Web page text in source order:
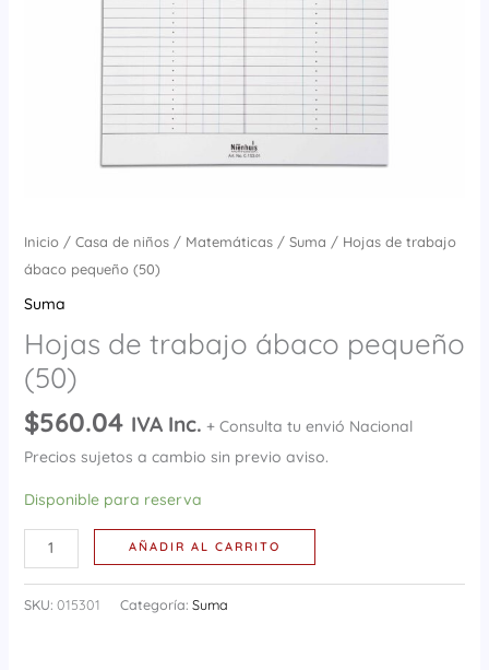
Inicio/ Casa de niños/ Matemáticas/ Suma / Hojas de trabajo
ábaco pequeño (50)
Suma
Hojas de trabajo ábaco pequeño
(50)
$560.04 IVA Inc. + Consulta tu envió Nacional
Precios sujetos a cambio sin previo aviso.
Disponible para reserva
AÑADIR AL CARRITO
SKU: 015301 Categoría: Suma